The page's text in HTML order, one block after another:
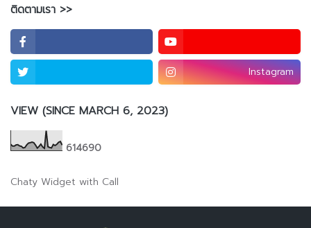
ติดตามเรา >>
Instagram
VIEW (SINCE MARCH 6, 2023)
614690
Chaty Widget with Call